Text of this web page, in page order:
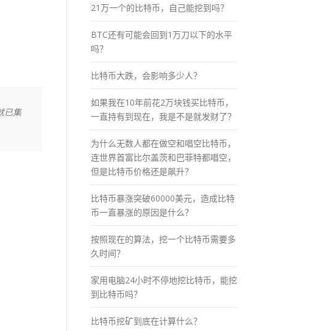
已集
21万一个的比特币，自己能挖到吗？
BTC还有可能会回到1万刀以下的水平
吗？
比特币大跌，会影响多少人？
如果我在10年前花2万块钱买比特币，
一直持有到现在，我是不是就发财了？
为什么无数人都在做空和唱空比特币，
连世界首富比尔盖茨和巴菲特都唱空，
但是比特币价格还是飙升？
比特币暴涨突破60000美元，造成比特
币一直暴涨的原因是什么？
按照现在的算法，挖一个比特币需要多
久时间？
家用电脑24小时不停地挖比特币，能挖
到比特币吗？
比特币挖矿到底在计算什么？